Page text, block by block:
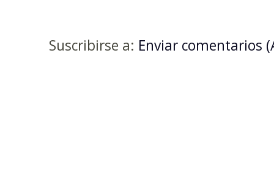
Suscribirse a: Enviar comentarios